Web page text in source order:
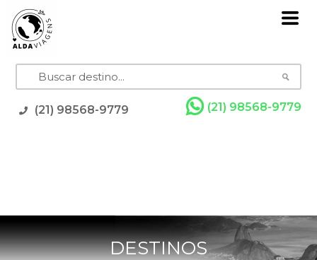
(21) 98568-9779 (21) 98568-9779
DESTINOS